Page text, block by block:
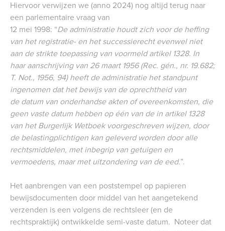
Hiervoor verwijzen we (anno 2024) nog altijd terug naar
een parlementaire vraag van
12 mei 1998: “De administratie houdt zich voor de heffing
van het registratie- en het successierecht evenwel niet
aan de strikte toepassing van voormeld artikel 1328. In
haar aanschrijving van 26 maart 1956 (Rec. gén., nr. 19.682;
T. Not., 1956, 94) heeft de administratie het standpunt
ingenomen dat het bewijs van de oprechtheid van
de datum van onderhandse akten of overeenkomsten, die
geen vaste datum hebben op één van de in artikel 1328
van het Burgerlijk Wetboek voorgeschreven wijzen, door
de belastingplichtigen kan geleverd worden door alle
rechtsmiddelen, met inbegrip van getuigen en
vermoedens, maar met uitzondering van de eed.”.
Het aanbrengen van een poststempel op papieren
bewijsdocumenten door middel van het aangetekend
verzenden is een volgens de rechtsleer (en de
rechtspraktijk) ontwikkelde semi-vaste datum. Noteer dat